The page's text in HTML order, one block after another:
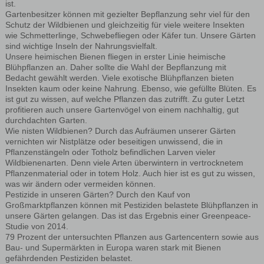
ist.
Gartenbesitzer können mit gezielter Bepflanzung sehr viel für den
Schutz der Wildbienen und gleichzeitig für viele weitere Insekten
wie Schmetterlinge, Schwebefliegen oder Käfer tun. Unsere Gärten
sind wichtige Inseln der Nahrungsvielfalt.
Unsere heimischen Bienen fliegen in erster Linie heimische
Blühpflanzen an. Daher sollte die Wahl der Bepflanzung mit
Bedacht gewählt werden. Viele exotische Blühpflanzen bieten
Insekten kaum oder keine Nahrung. Ebenso, wie gefüllte Blüten. Es
ist gut zu wissen, auf welche Pflanzen das zutrifft. Zu guter Letzt
profitieren auch unsere Gartenvögel von einem nachhaltig, gut
durchdachten Garten.
Wie nisten Wildbienen? Durch das Aufräumen unserer Gärten
vernichten wir Nistplätze oder beseitigen unwissend, die in
Pflanzenstängeln oder Totholz befindlichen Larven vieler
Wildbienenarten. Denn viele Arten überwintern in vertrocknetem
Pflanzenmaterial oder in totem Holz. Auch hier ist es gut zu wissen,
was wir ändern oder vermeiden können.
Pestizide in unseren Gärten? Durch den Kauf von
Großmarktpflanzen können mit Pestiziden belastete Blühpflanzen in
unsere Gärten gelangen. Das ist das Ergebnis einer Greenpeace-
Studie von 2014.
79 Prozent der untersuchten Pflanzen aus Gartencentern sowie aus
Bau- und Supermärkten in Europa waren stark mit Bienen
gefährdenden Pestiziden belastet.